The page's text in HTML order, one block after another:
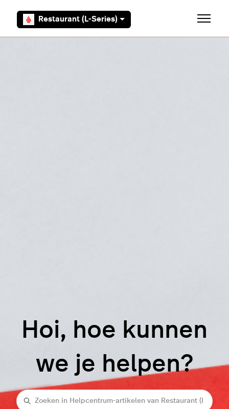
Restaurant (L-Series)
Hoi, hoe kunnen
we je helpen?
Zoeken